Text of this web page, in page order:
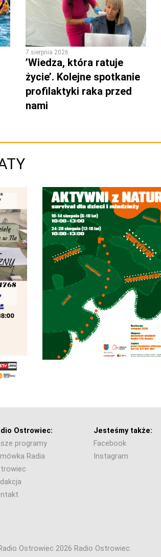
7 sierpnia 2026
’Wiedza, która ratuje
życie’. Kolejne spotkanie
profilaktyki raka przed
nami
Ostrowiec:
programy
Radia
Jesteśmy także:
Facebook
Instagram
Ostrowiec 2026 Radio Ostrowiec.